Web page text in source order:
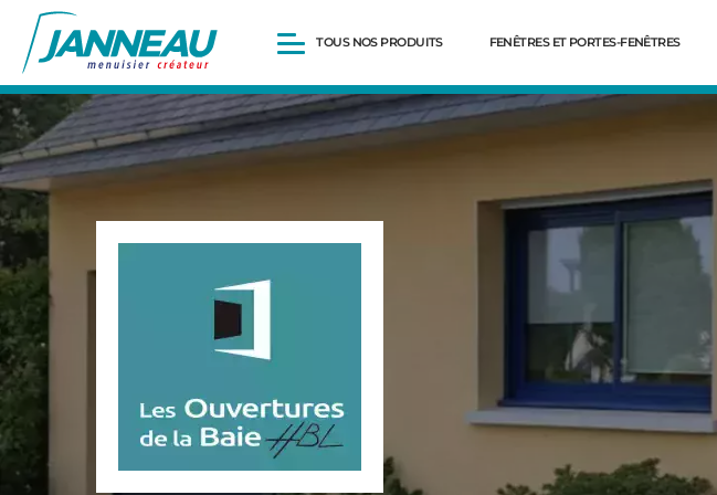
TOUS NOS PRODUITS
Fenêtres et Portes-fenêtres
Baies vitrées
Portes d’entrée
Pergolas
Carports
FENÊTRES ET PORTES-FENÊTRES